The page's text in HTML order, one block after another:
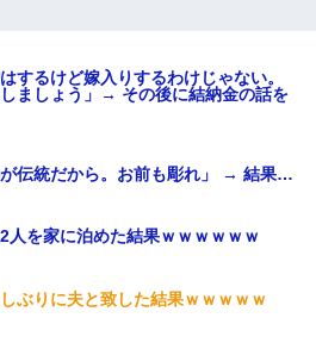
するけど嫁入りするわけじゃない。
ましょう」→ その後に結納金の話を
伝統だから。お前も彫れ」 → 結果…
人を家に泊めた結果ｗｗｗｗｗｗ
ぶりに夫と致した結果ｗｗｗｗｗ